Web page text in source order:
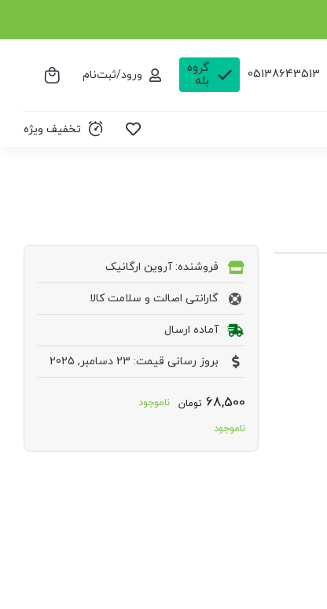
05138643513
گروه
بله
ورود/ثبت‌نام
تخفیف ویژه
فروشنده: آروین ارگانیک
گارانتی اصالت و سلامت کالا
آماده ارسال
بروز رسانی قیمت: 23 دسامبر, 2025
68,500 تومان
ناموجود
ناموجود